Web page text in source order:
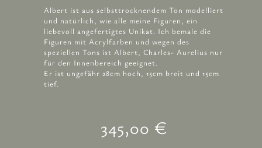
Albert ist aus selbsttrocknendem Ton modelliert
und natürlich, wie alle meine Figuren, ein
liebevoll angefertigtes Unikat. Ich bemale die
Figuren mit Acrylfarben und wegen des
speziellen Tons ist Albert, Charles- Aurelius nur
für den Innenbereich geeignet.
Er ist ungefähr 28cm hoch, 15cm breit und 15cm
tief.
345,00 €